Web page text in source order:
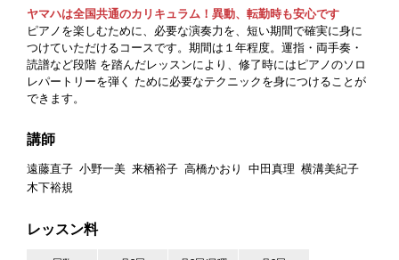
ヤマハは全国共通のカリキュラム！異動、転勤時も安心です
ピアノを楽しむために、必要な演奏力を、短い期間で確実に身に
つけていただけるコースです。期間は１年程度。運指・両手奏・
読譜など段階 を踏んだレッスンにより、修了時にはピアノのソロ
レパートリーを弾く ために必要なテクニックを身につけることが
できます。
講師
遠藤直子 小野一美 来栖裕子 高橋かおり 中田真理 横溝美紀子
木下裕規
レッスン料